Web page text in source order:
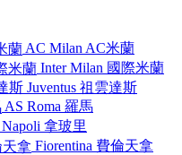
AC Milan AC米蘭
Inter Milan 國際米蘭
Juventus 祖雲達斯
AS Roma 羅馬
Napoli 拿玻里
Fiorentina 費倫天拿